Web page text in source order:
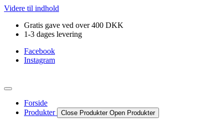
Videre til indhold
Gratis gave ved over 400 DKK
1-3 dages levering
Facebook
Instagram
Forside
Produkter
Close Produkter Open Produkter